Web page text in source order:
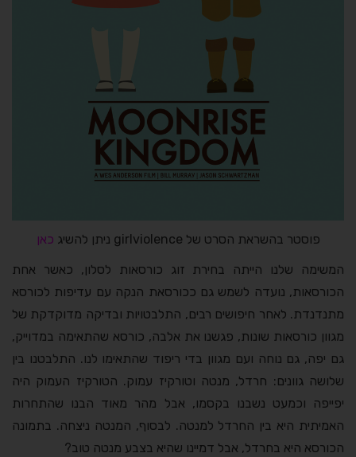
פוסטר בהשראת הסרט של girlviolence ניתן להשיג
כאן
המשימה שלנו הייתה בחירת זוג כורסאות לסלון, כאשר אחת
הכורסאות, נועדה לשמש גם ככורסאת הנקה עם עדיפות לכורסא
מתנדנדת. לאחר חיפושים רבים, התלבטויות ובדיקה מדוקדקת של
מגוון כורסאות שונות, פגשנו את אלבה, כורסא שהתאימה במדוייק,
גם יפה, גם נוחה ועם מגוון בדי ריפוד שהתאימו לנו. התלבטנו בין
שלושה גוונים: חרדל, מנטה וטורקיז עמוק. הטורקיז העמוק היה
יפייפה וכמעט נשבנו בקסמו, אבל מהר מאוד הבנו שהתחרות
האמיתית היא בין החרדל למנטה. לבסוף, המנטה ניצחה. בתמונה
הכורסא היא בחרדל, אבל דמיינו שהיא בצבע מנטה טוב?